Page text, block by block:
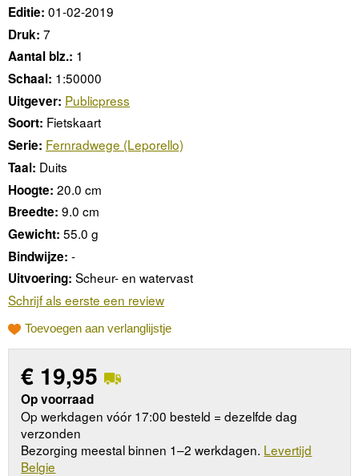
Editie: 01-02-2019
Druk: 7
Aantal blz.: 1
Schaal: 1:50000
Uitgever: Publicpress
Soort: Fietskaart
Serie: Fernradwege (Leporello)
Taal: Duits
Hoogte: 20.0 cm
Breedte: 9.0 cm
Gewicht: 55.0 g
Bindwijze: -
Uitvoering: Scheur- en watervast
Schrijf als eerste een review
Toevoegen aan verlanglijstje
€ 19,95
Op voorraad
Op werkdagen vóór 17:00 besteld = dezelfde dag
verzonden
Bezorging meestal binnen 1–2 werkdagen. Levertijd
Belgie